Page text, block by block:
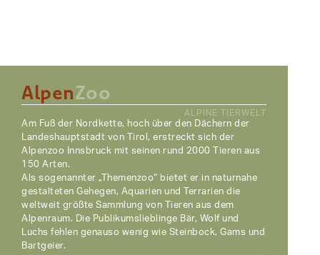
AlpenZoo
ALPINE TIERWELT
Am Fuß der Nordkette, hoch über den Dächern der
Landeshauptstadt von Tirol, erstreckt sich der
Alpenzoo Innsbruck mit seinen rund 2000 Tieren aus
150 Arten.
Als sogenannter „Themenzoo“ bietet er in naturnahe
gestalteten Gehegen, Aquarien und Terrarien die
weltweit größte Sammlung von Tieren aus dem
Alpenraum. Die Publikumslieblinge Bär, Wolf und
Luchs fehlen genauso wenig wie Steinbock, Gams und
Bartgeier.